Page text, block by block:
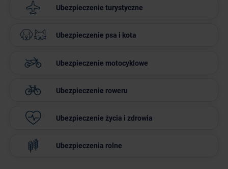
Ubezpieczenie turystyczne
Ubezpieczenie psa i kota
Ubezpieczenie motocyklowe
Ubezpieczenie roweru
Ubezpieczenie życia i zdrowia
Ubezpieczenia rolne